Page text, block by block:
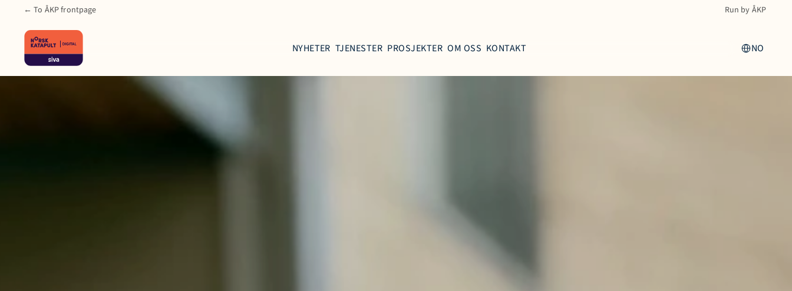
← To ÅKP frontpage Run by ÅKP
NYHETER TJENESTER PROSJEKTER OM OSS KONTAKT NO